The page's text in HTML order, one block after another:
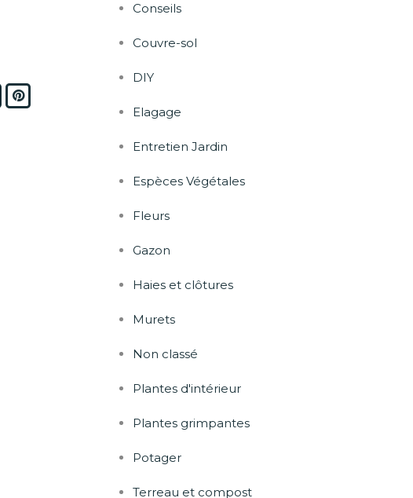
Pinterest
Conseils
Couvre-sol
DIY
Elagage
Entretien Jardin
Espèces Végétales
Fleurs
Gazon
Haies et clôtures
Murets
Non classé
Plantes d'intérieur
Plantes grimpantes
Potager
Terreau et compost